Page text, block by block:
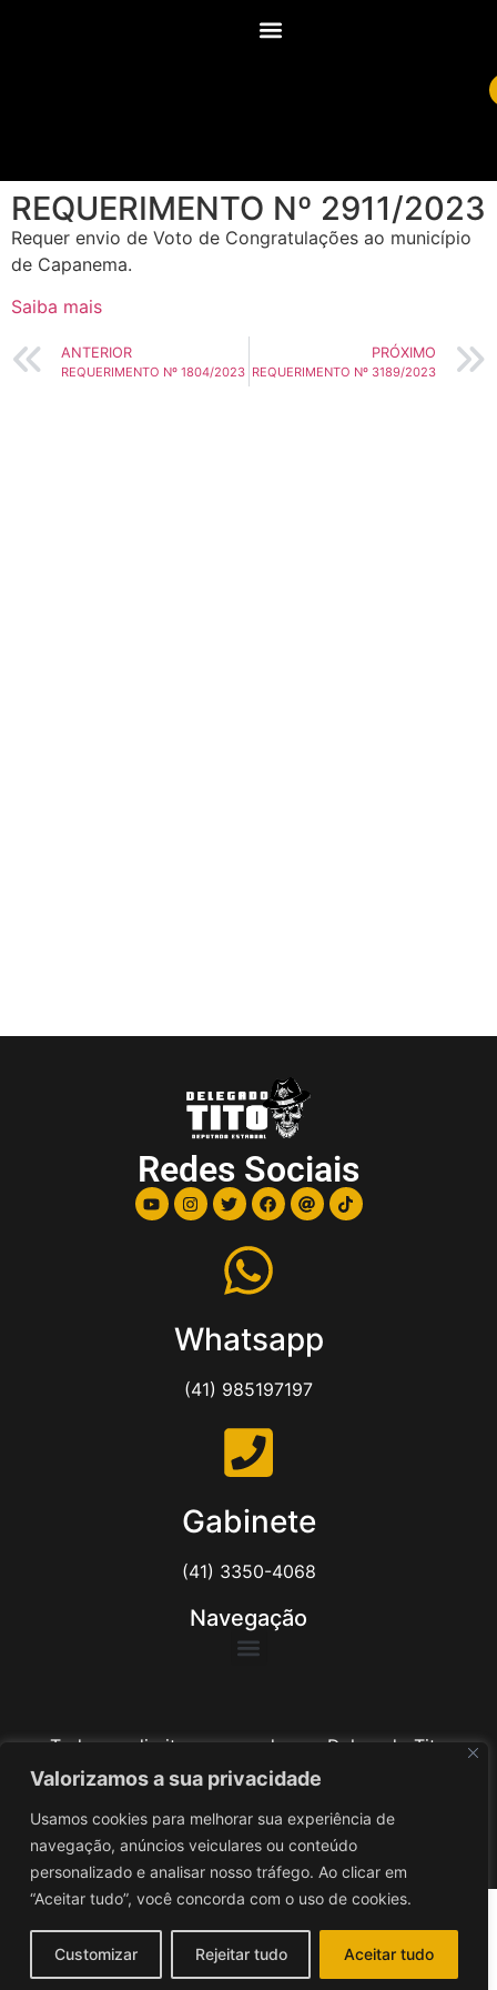
Valorizamos a sua privacidade
Usamos cookies para melhorar sua experiência de
navegação, anúncios veiculares ou conteúdo
personalizado e analisar nosso tráfego. Ao clicar em
“Aceitar tudo”, você concorda com o uso de cookies.
Customizar Rejeitar tudo Aceitar tudo
REQUERIMENTO Nº 2911/2023
Requer envio de Voto de Congratulações ao município
de Capanema.
Saiba mais
ANTERIOR
REQUERIMENTO Nº 1804/2023
PRÓXIMO
REQUERIMENTO Nº 3189/2023
Redes Sociais
Whatsapp
(41) 985197197
Gabinete
(41) 3350-4068
Navegação
Todos os direitos reservados ao Delegado Tito
Barichello
Desenvolvido poriv3